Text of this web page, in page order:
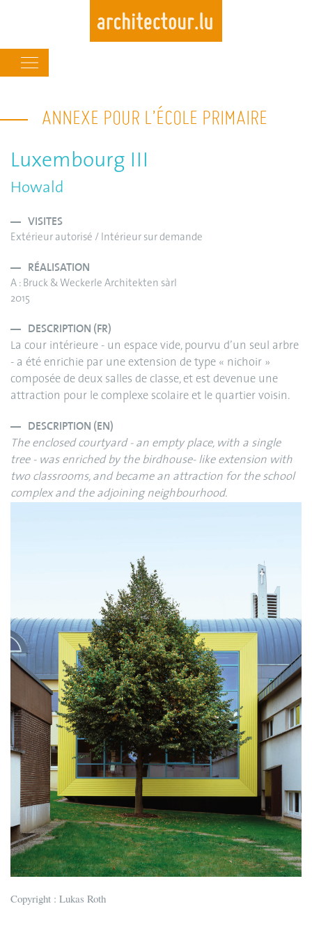
to
main
navigation
ANNEXE POUR L’ÉCOLE PRIMAIRE
Luxembourg III
Howald
VISITES
Extérieur autorisé / Intérieur sur demande
RÉALISATION
A : Bruck & Weckerle Architekten sàrl
2015
DESCRIPTION (FR)
La cour intérieure - un espace vide, pourvu d’un seul arbre
- a été enrichie par une extension de type « nichoir »
composée de deux salles de classe, et est devenue une
attraction pour le complexe scolaire et le quartier voisin.
DESCRIPTION (EN)
The enclosed courtyard - an empty place, with a single
tree - was enriched by the birdhouse- like extension with
two classrooms, and became an attraction for the school
complex and the adjoining neighbourhood.
Copyright : Lukas Roth